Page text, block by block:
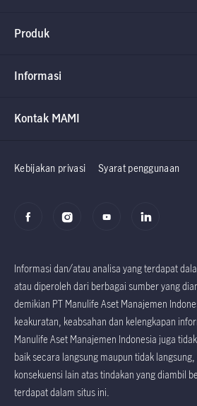
Produk
Informasi
Factsheet dan
Kontak MAMI
Kebijakan privasi Syarat penggunaan
Informasi dan/atau analisa yang terdapat
atau diperoleh dari berbagai sumber yang
demikian PT Manulife Aset Manajemen
keakuratan, keabsahan dan kelengkapan
Manulife Aset Manajemen Indonesia juga
baik secara langsung maupun tidak
konsekuensi lain atas tindakan yang diambil
terdapat dalam situs ini.